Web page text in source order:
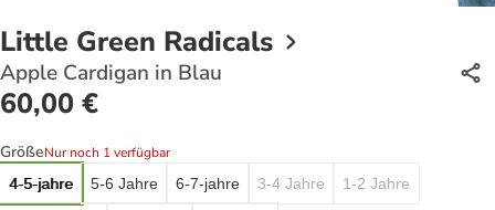
Little Green Radicals
Apple Cardigan in Blau
60,00 €
GrößeNur noch 1 verfügbar
4-5-jahre
5-6 Jahre 6-7-jahre 3-4 Jahre 1-2 Jahre